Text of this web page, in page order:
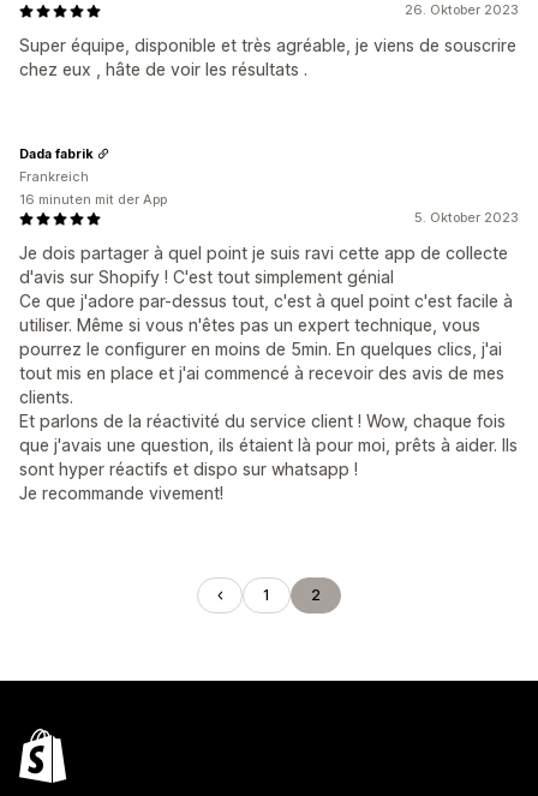
26. Oktober 2023
Super équipe, disponible et très agréable, je viens de souscrire
chez eux , hâte de voir les résultats .
5. Oktober 2023
Je dois partager à quel point je suis ravi cette app de collecte
d'avis sur Shopify ! C'est tout simplement génial
Ce que j'adore par-dessus tout, c'est à quel point c'est facile à
utiliser. Même si vous n'êtes pas un expert technique, vous
pourrez le configurer en moins de 5min. En quelques clics, j'ai
tout mis en place et j'ai commencé à recevoir des avis de mes
clients.
Et parlons de la réactivité du service client ! Wow, chaque fois
que j'avais une question, ils étaient là pour moi, prêts à aider. Ils
sont hyper réactifs et dispo sur whatsapp !
Je recommande vivement!
Dada fabrik
Frankreich
16 minuten mit der App
1 2